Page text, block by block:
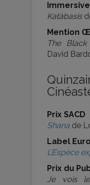
Immersive
Katàbasis
Mention
The
David
Prix SACD
Shana de
Label
L’Espèce
Prix du
Je vois